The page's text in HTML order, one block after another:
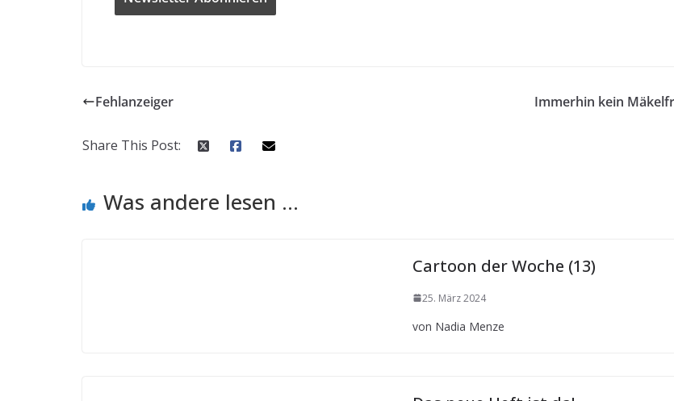
Fehlanzeiger Immerhin kein
Share This Post:
Was andere lesen ...
Cartoon der Woche (13)
25. März 2024
von Nadia Menze